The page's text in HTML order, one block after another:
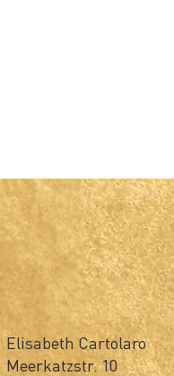
Elisabeth Cartolaro
Meerkatzstr. 10